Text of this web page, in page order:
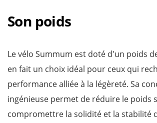
Son poids
Le vélo Summum est doté d'un poids
en fait un choix idéal pour ceux qui
performance alliée à la légèreté. Sa
ingénieuse permet de réduire le poids
compromettre la solidité et la stabilité